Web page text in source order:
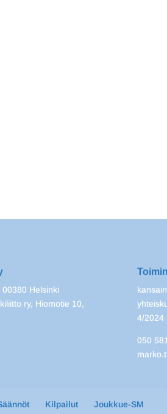
Helsinki
ry, Hiomotie 10,
4/2024
050
Kilpailut Joukkue-SM